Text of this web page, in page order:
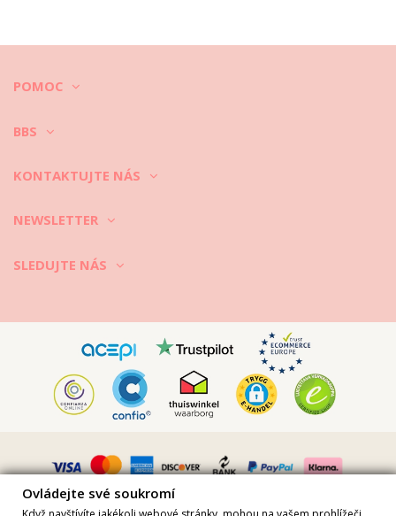
POMOC
BBS
KONTAKTUJTE NÁS
NEWSLETTER
SLEDUJTE NÁS
Ovládejte své soukromí